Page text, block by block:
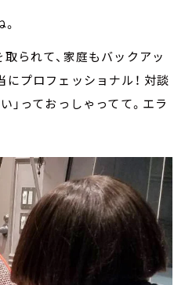
られて、家庭もバックアッ
プロフェッショナル！ 対談
」っておっしゃってて。エラ